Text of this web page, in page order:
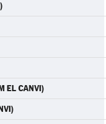
EL CANVI)